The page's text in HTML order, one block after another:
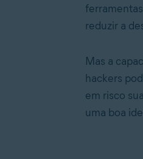
reduzir a
Mas a
hackers
em risco
uma boa